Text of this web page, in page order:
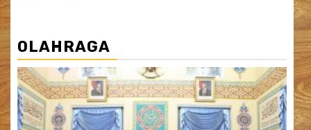
OLAHRAGA